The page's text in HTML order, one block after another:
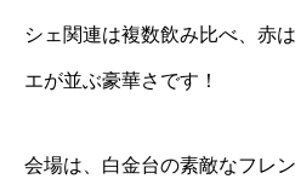
シェ関連は複数飲み比べ、赤
エが並ぶ豪華さです！
会場は、白金台の素敵なフレ